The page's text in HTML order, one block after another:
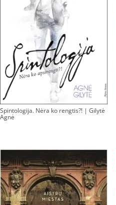
Spintologija. Nėra ko rengtis?! | Gilytė
Agnė